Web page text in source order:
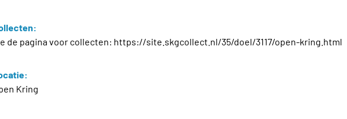
de pagina voor collecten: https://site.skgcollect.nl/35/doel/3117/open-kring.html
Kring